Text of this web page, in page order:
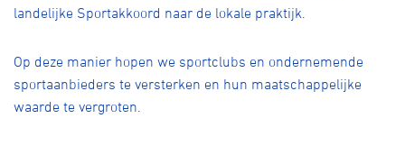
landelijke Sportakkoord naar de lokale praktijk.
Op deze manier hopen we sportclubs en ondernemende
sportaanbieders te versterken en hun maatschappelijke
waarde te vergroten.